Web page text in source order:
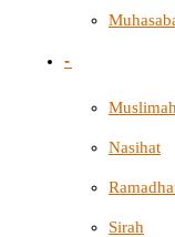
-
Muslimah
Nasihat
Sirah